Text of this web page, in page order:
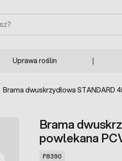
Uprawa roślin
Brama dwuskrzydłowa STANDARD
Brama
powlekana
F8390